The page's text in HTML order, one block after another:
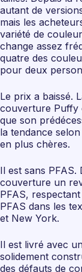
autant de
mais les
variété de
change assez
quatre des
pour deux
Le prix a baissé.
couverture Puffy
que son
la tendance
en plus chères.
Il est sans PFAS.
couverture un
PFAS, respectant
PFAS dans les
et New York.
Il est livré avec
solidement
des défauts de